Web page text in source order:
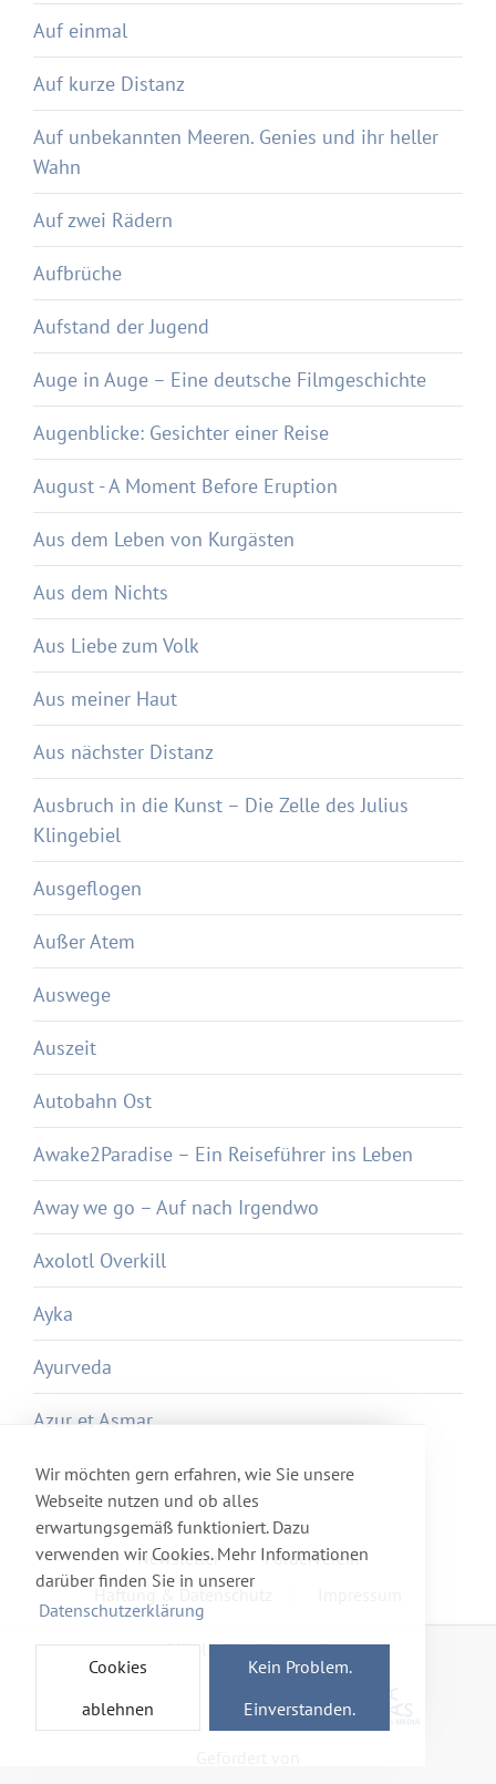
Wir möchten gern erfahren, wie Sie unsere
Webseite nutzen und ob alles
erwartungsgemäß funktioniert. Dazu
verwenden wir Cookies. Mehr Informationen
darüber finden Sie in unserer
Datenschutzerklärung
Cookies
ablehnen
Kein Problem.
Einverstanden.
Auf einmal
Auf kurze Distanz
Auf unbekannten Meeren. Genies und ihr heller
Wahn
Auf zwei Rädern
Aufbrüche
Aufstand der Jugend
Auge in Auge – Eine deutsche Filmgeschichte
Augenblicke: Gesichter einer Reise
August - A Moment Before Eruption
Aus dem Leben von Kurgästen
Aus dem Nichts
Aus Liebe zum Volk
Aus meiner Haut
Aus nächster Distanz
Ausbruch in die Kunst – Die Zelle des Julius
Klingebiel
Ausgeflogen
Außer Atem
Auswege
Auszeit
Autobahn Ost
Awake2Paradise – Ein Reiseführer ins Leben
Away we go – Auf nach Irgendwo
Axolotl Overkill
Ayka
Ayurveda
Azur et Asmar
Newsletter
Förderverein
Mitglied im Netzwerk